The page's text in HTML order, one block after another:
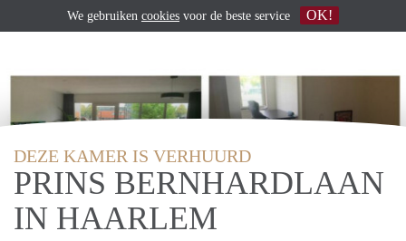
DEZE KAMER IS VERHUURD
PRINS BERNHARDLAAN
IN HAARLEM
We gebruiken cookies voor de beste service OK!